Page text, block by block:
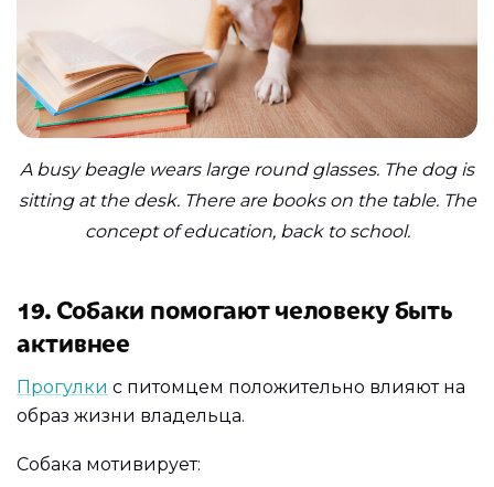
A busy beagle wears large round glasses. The dog is
sitting at the desk. There are books on the table. The
concept of education, back to school.
19. Собаки помогают человеку быть
активнее
Прогулки с питомцем положительно влияют на
образ жизни владельца.
Собака мотивирует: